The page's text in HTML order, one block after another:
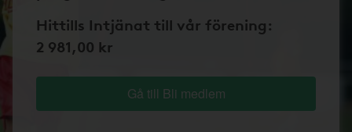
Hittills Intjänat till vår förening:
2 981,00 kr
Gå till Bli medlem